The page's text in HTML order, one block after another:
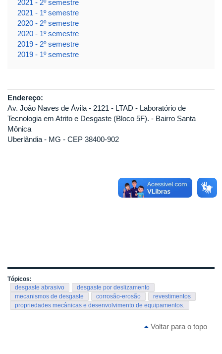
2021 - 2º semestre
2021 - 1º semestre
2020 - 2º semestre
2020 - 1º semestre
2019 - 2º semestre
2019 - 1º semestre
Endereço:
Av. João Naves de Ávila - 2121 - LTAD - Laboratório de
Tecnologia em Atrito e Desgaste (Bloco 5F). - Bairro Santa
Mônica
Uberlândia - MG - CEP 38400-902
Tópicos:
desgaste abrasivo
desgaste por deslizamento
mecanismos de desgaste
corrosão-erosão
revestimentos
propriedades mecânicas e desenvolvimento de equipamentos.
Voltar para o topo